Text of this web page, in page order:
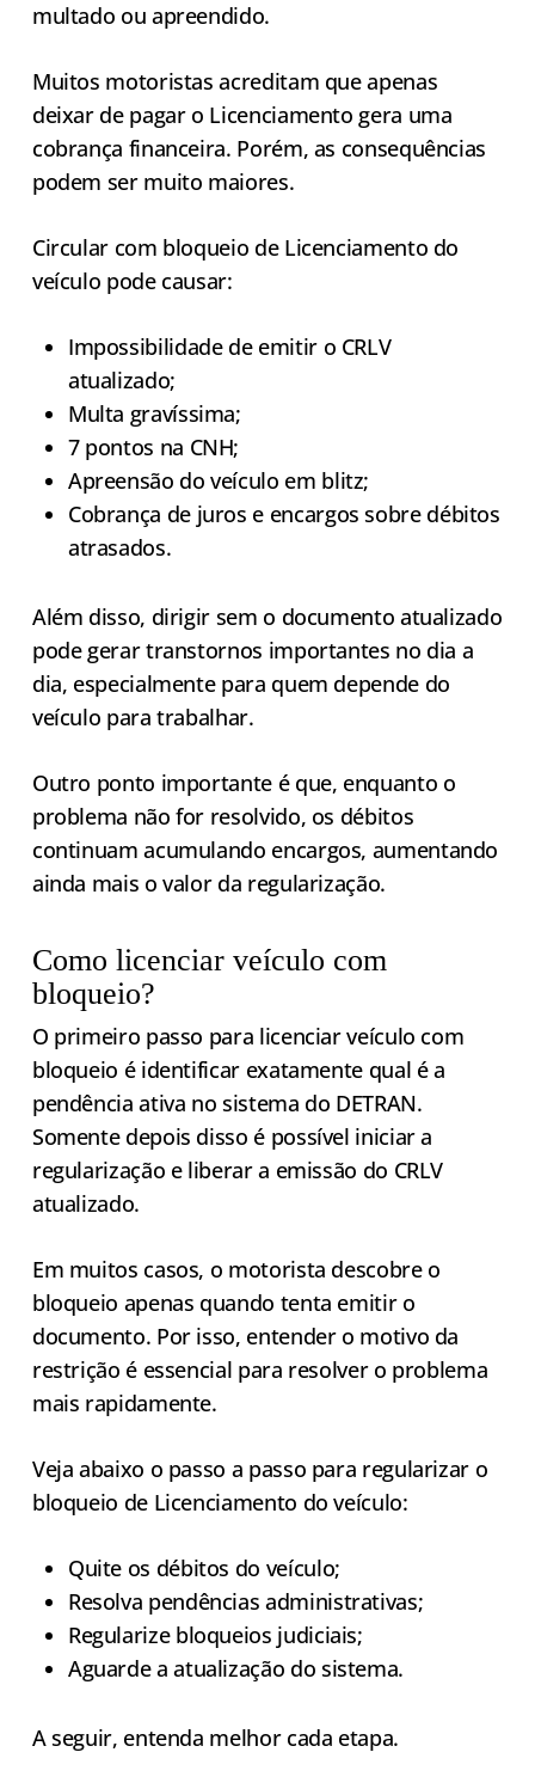
multado ou apreendido.
Muitos motoristas acreditam que apenas
deixar de pagar o Licenciamento gera uma
cobrança financeira. Porém, as consequências
podem ser muito maiores.
Circular com bloqueio de Licenciamento do
veículo pode causar:
Impossibilidade de emitir o CRLV
atualizado;
Multa gravíssima;
7 pontos na CNH;
Apreensão do veículo em blitz;
Cobrança de juros e encargos sobre débitos
atrasados.
Além disso, dirigir sem o documento atualizado
pode gerar transtornos importantes no dia a
dia, especialmente para quem depende do
veículo para trabalhar.
Outro ponto importante é que, enquanto o
problema não for resolvido, os débitos
continuam acumulando encargos, aumentando
ainda mais o valor da regularização.
Como licenciar veículo com
bloqueio?
O primeiro passo para licenciar veículo com
bloqueio é identificar exatamente qual é a
pendência ativa no sistema do DETRAN.
Somente depois disso é possível iniciar a
regularização e liberar a emissão do CRLV
atualizado.
Em muitos casos, o motorista descobre o
bloqueio apenas quando tenta emitir o
documento. Por isso, entender o motivo da
restrição é essencial para resolver o problema
mais rapidamente.
Veja abaixo o passo a passo para regularizar o
bloqueio de Licenciamento do veículo:
Quite os débitos do veículo;
Resolva pendências administrativas;
Regularize bloqueios judiciais;
Aguarde a atualização do sistema.
A seguir, entenda melhor cada etapa.